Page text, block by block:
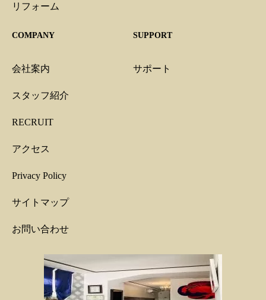
リフォーム
COMPANY
会社案内
スタッフ紹介
RECRUIT
アクセス
Privacy Policy
サイトマップ
お問い合わせ
SUPPORT
サポート